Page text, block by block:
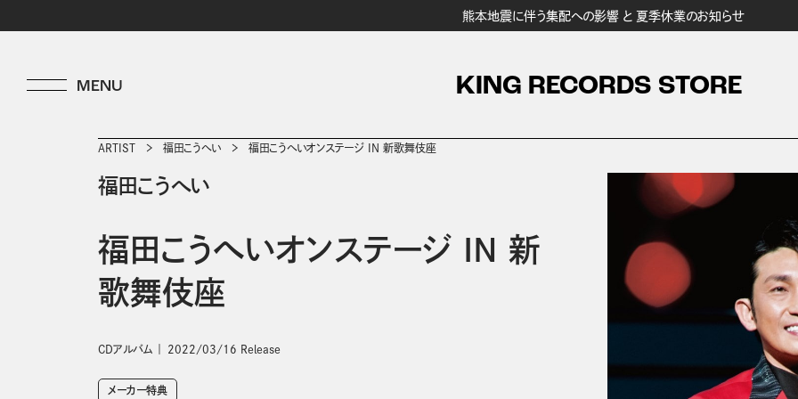
熊本地震に伴う集配への影響 と 夏季休業のお知らせ
KING RECORDS STORE
ARTIST 福田こうへい 福田こうへいオンステージ IN 新歌舞伎座
福田こうへい
福田こうへいオンステージ IN 新
歌舞伎座
CDアルバム 2022/03/16 Release
メーカー特典